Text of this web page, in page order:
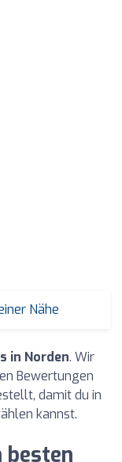
Nähe
in Norden. Wir
Bewertungen
damit du in
kannst.
besten